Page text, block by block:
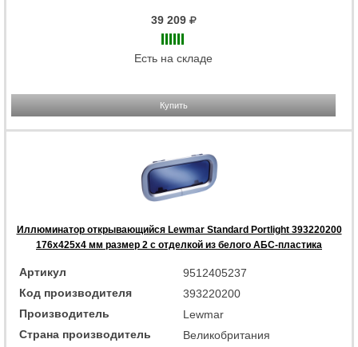
39 209
Есть на складе
Купить
Иллюминатор открывающийся Lewmar Standard Portlight 393220200
176x425x4 мм размер 2 с отделкой из белого АБС-пластика
Артикул
9512405237
Код производителя
393220200
Производитель
Lewmar
Страна производитель
Великобритания